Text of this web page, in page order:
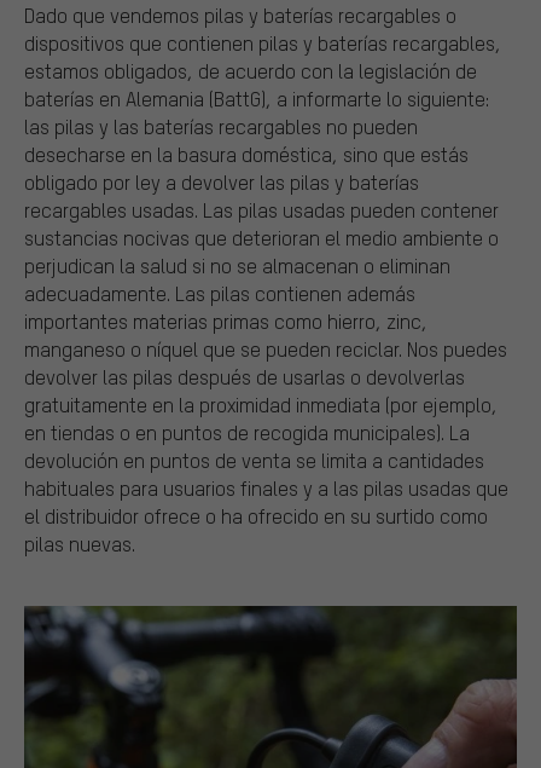
Dado que vendemos pilas y baterías recargables o
dispositivos que contienen pilas y baterías recargables,
estamos obligados, de acuerdo con la legislación de
baterías en Alemania (BattG), a informarte lo siguiente:
las pilas y las baterías recargables no pueden
desecharse en la basura doméstica, sino que estás
obligado por ley a devolver las pilas y baterías
recargables usadas. Las pilas usadas pueden contener
sustancias nocivas que deterioran el medio ambiente o
perjudican la salud si no se almacenan o eliminan
adecuadamente. Las pilas contienen además
importantes materias primas como hierro, zinc,
manganeso o níquel que se pueden reciclar. Nos puedes
devolver las pilas después de usarlas o devolverlas
gratuitamente en la proximidad inmediata (por ejemplo,
en tiendas o en puntos de recogida municipales). La
devolución en puntos de venta se limita a cantidades
habituales para usuarios finales y a las pilas usadas que
el distribuidor ofrece o ha ofrecido en su surtido como
pilas nuevas.